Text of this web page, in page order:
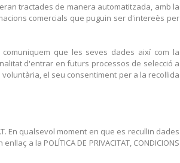
tractades de manera automatitzada, amb la
comercials que puguin ser d'intereès per
comuniquem que les seves dades així com la
d'entrar en futurs processos de selecció a
el seu consentiment per a la recollida
En qualsevol moment en que es recullin dades
a la POLÍTICA DE PRIVACITAT, CONDICIONS